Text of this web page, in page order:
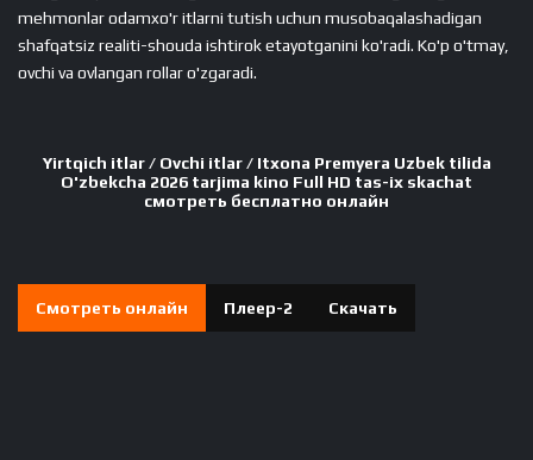
mehmonlar odamxo'r itlarni tutish uchun musobaqalashadigan
shafqatsiz realiti-shouda ishtirok etayotganini ko'radi. Ko'p o'tmay,
ovchi va ovlangan rollar o'zgaradi.
Yirtqich itlar / Ovchi itlar / Itxona Premyera Uzbek tilida
O'zbekcha 2026 tarjima kino Full HD tas-ix skachat
смотреть бесплатно онлайн
Смотреть онлайн Плеер-2 Скачать